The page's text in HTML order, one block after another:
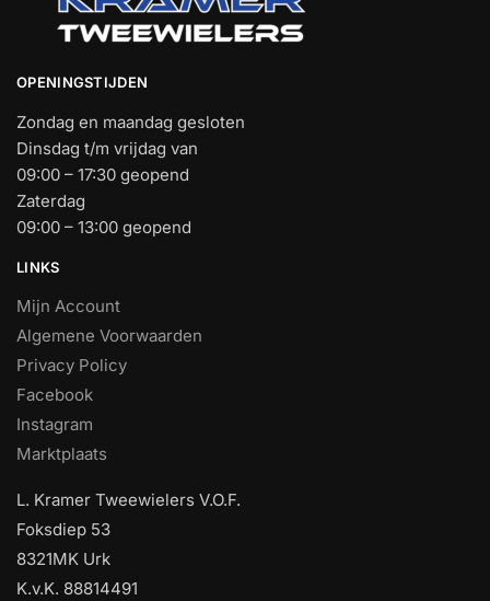
OPENINGSTIJDEN
Zondag en maandag gesloten
Dinsdag t/m vrijdag van
09:00 – 17:30 geopend
Zaterdag
09:00 – 13:00 geopend
LINKS
Mijn Account
Algemene Voorwaarden
Privacy Policy
Facebook
Instagram
Marktplaats
L. Kramer Tweewielers V.O.F.
Foksdiep 53
8321MK Urk
K.v.K. 88814491